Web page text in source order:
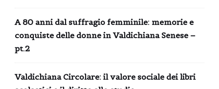
A 80 anni dal suffragio femminile: memorie e
conquiste delle donne in Valdichiana Senese –
pt.2
Valdichiana Circolare: il valore sociale dei libri